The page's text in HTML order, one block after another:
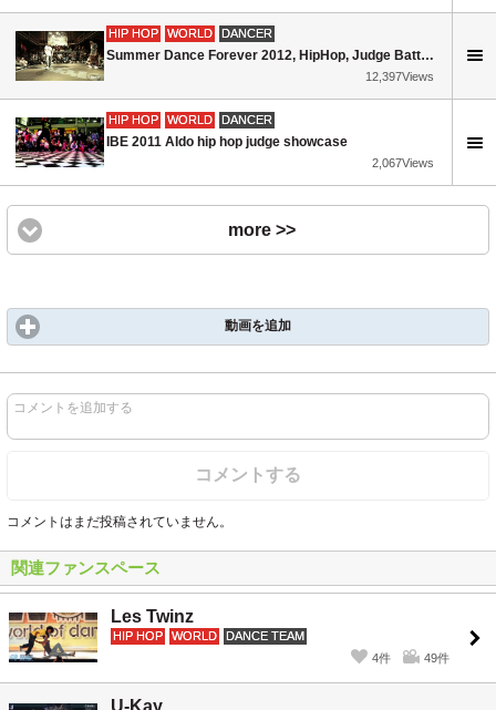
HIP HOP WORLD DANCER
Summer Dance Forever 2012, HipHop, Judge Battle Aldo - Physs
12,397Views
HIP HOP WORLD DANCER
IBE 2011 Aldo hip hop judge showcase
2,067Views
more >>
動画を追加
コメントを追加する
コメントする
コメントはまだ投稿されていません。
関連ファンスペース
Les Twinz
HIP HOP WORLD
DANCE TEAM
4件
49件